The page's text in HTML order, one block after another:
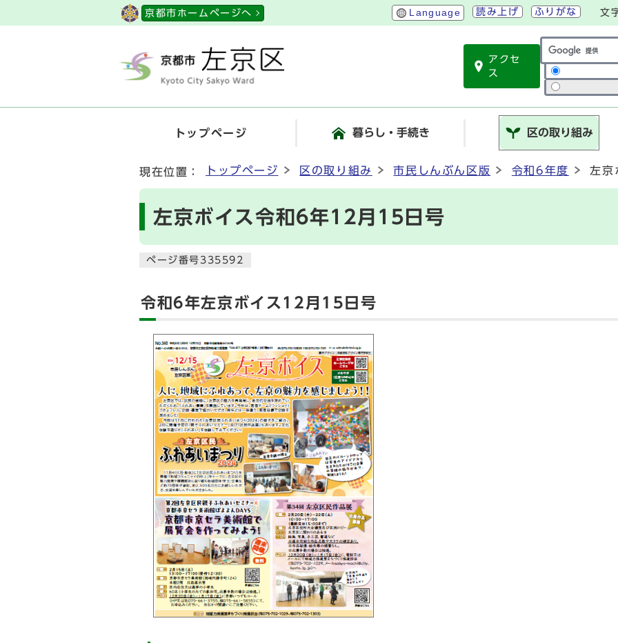
京都市ホームページへ Language 読み上げ ふりがな 文
アクセ
ス
サイト内検索
トップページ 暮らし・手続き 区の取り組み
現在位置： トップページ 区の取り組み 市民しんぶん区版 令和6年度 左京
左京ボイス令和6年12月15日号
ページ番号335592
令和6年左京ボイス12月15日号